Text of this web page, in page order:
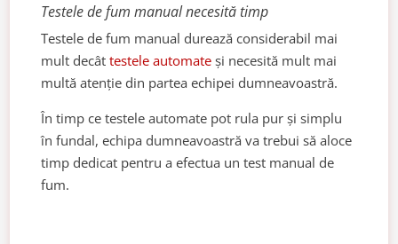
Testele de fum manual necesită timp
Testele de fum manual durează considerabil mai
mult decâttestele automate și necesită mult mai
multă atenție din partea echipei dumneavoastră.
În timp ce testele automate pot rula pur și simplu
în fundal, echipa dumneavoastră va trebui să aloce
timp dedicat pentru a efectua un test manual de
fum.